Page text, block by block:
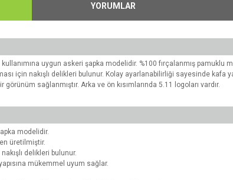
YORUMLAR
uygun askeri şapka modelidir. %100 fırçalanmış pamuklu
için nakışlı delikleri bulunur. Kolay ayarlanabilirliği sayesinde kafa
görünüm sağlanmıştır. Arka ve ön kısımlarında 5.11 logoları vardır.
modelidir.
üretilmiştir.
delikleri bulunur.
mükemmel uyum sağlar.